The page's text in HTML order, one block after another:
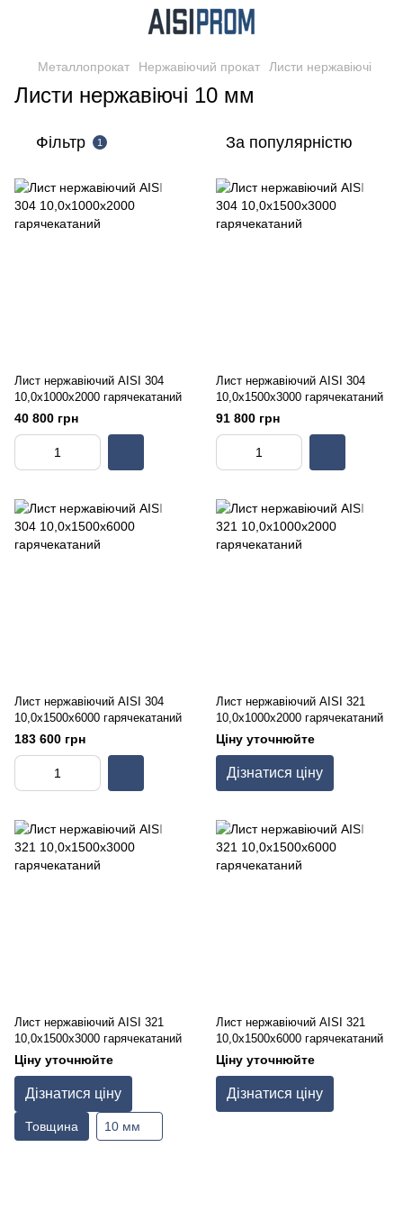
Металлопрокат Нержавіючий прокат Листи нержавіючі
Листи нержавіючі 10 мм
Фільтр 1 За популярністю
Лист нержавіючий AISI 304
10,0х1000х2000 гарячекатаний
40 800 грн
Лист нержавіючий AISI 304
10,0х1500х3000 гарячекатаний
91 800 грн
Лист нержавіючий AISI 304
10,0х1500х6000 гарячекатаний
183 600 грн
Лист нержавіючий AISI 321
10,0х1000х2000 гарячекатаний
Ціну уточнюйте
Дізнатися ціну
Лист нержавіючий AISI 321
10,0х1500х3000 гарячекатаний
Ціну уточнюйте
Дізнатися ціну
Лист нержавіючий AISI 321
10,0х1500х6000 гарячекатаний
Ціну уточнюйте
Дізнатися ціну
Товщина 10 мм